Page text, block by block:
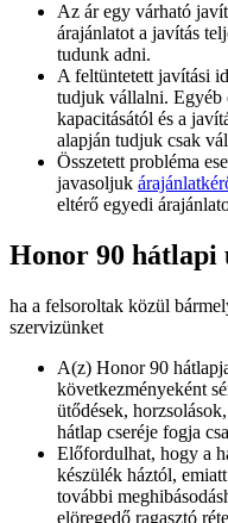
Az ár egy várható
árajánlatot a javítás
tudunk adni.
A feltüntetett javítási
tudjuk vállalni. Egyéb
kapacitásától és a
alapján tudjuk csak
Összetett probléma
javasoljuk
eltérő egyedi
Honor 90 hátlapi
ha a felsoroltak közül
szervizünket
A(z) Honor 90
következményeként
ütődések,
hátlap cseréje fogja
Előfordulhat, hogy a
készülék háztól,
további
elöregedő ragasztó